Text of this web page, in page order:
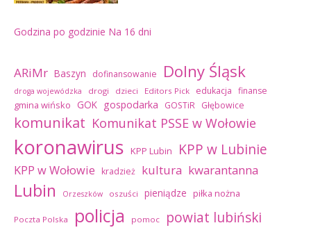
Godzina po godzinie Na 16 dni
ARiMr Baszyn dofinansowanie Dolny Śląsk
droga wojewódzka drogi dzieci Editors Pick edukacja finanse
gmina wińsko GOK gospodarka GOSTiR Głębowice
komunikat Komunikat PSSE w Wołowie
koronawirus KPP Lubin KPP w Lubinie
KPP w Wołowie kradzież kultura kwarantanna
Lubin Orzeszków oszuści pieniądze piłka nożna
Poczta Polska policja pomoc powiat lubiński